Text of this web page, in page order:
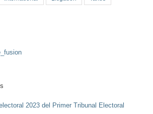
2023 del Primer Tribunal Electoral